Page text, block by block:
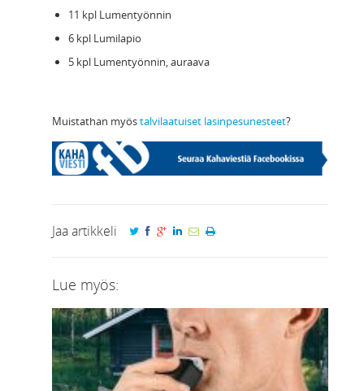
11 kpl Lumentyönnin
6 kpl Lumilapio
5 kpl Lumentyönnin, auraava
Muistathan myöstalvilaatuiset lasinpesunesteet?
Jaa artikkeli
Lue myös: